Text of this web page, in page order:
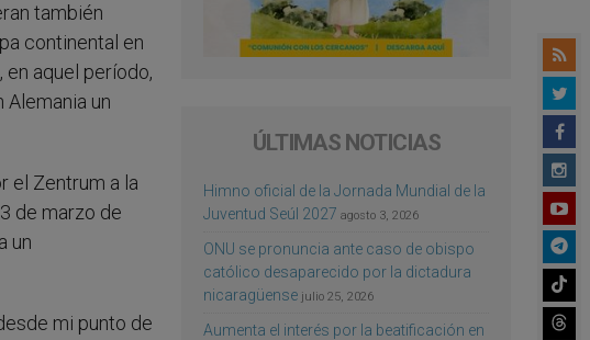
también
continental en
aquel período,
un
el Zentrum a la
de marzo de
un
mi punto de
ÚLTIMAS NOTICIAS
Himno oficial de la Jornada Mundial de la
Juventud Seúl 2027 agosto 3, 2026
ONU se pronuncia ante caso de obispo
católico desaparecido por la dictadura
nicaragüense julio 25, 2026
Aumenta el interés por la beatificación en